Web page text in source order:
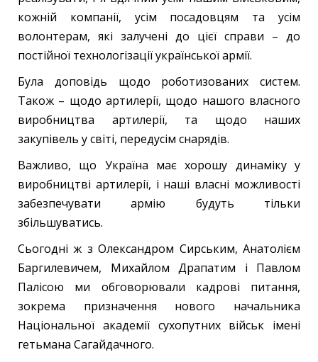
кожній компанії, усім посадовцям та усім
волонтерам, які залучені до цієї справи – до
постійної технологізації української армії.
Була доповідь щодо роботизованих систем.
Також – щодо артилерії, щодо нашого власного
виробництва артилерії, та щодо наших
закупівель у світі, передусім снарядів.
Важливо, що Україна має хорошу динаміку у
виробництві артилерії, і наші власні можливості
забезпечувати армію будуть тільки
збільшуватись.
Сьогодні ж з Олександром Сирським, Анатолієм
Баргилевичем, Михайлом Драпатим і Павлом
Палісою ми обговорювали кадрові питання,
зокрема призначення нового начальника
Національної академії сухопутних військ імені
гетьмана Сагайдачного.